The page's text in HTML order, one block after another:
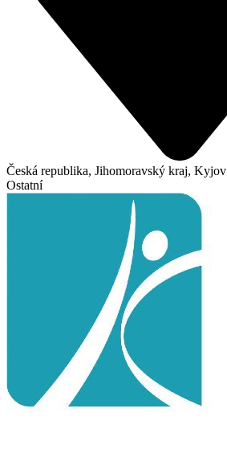
Česká republika, Jihomoravský kraj, Kyjov
Ostatní